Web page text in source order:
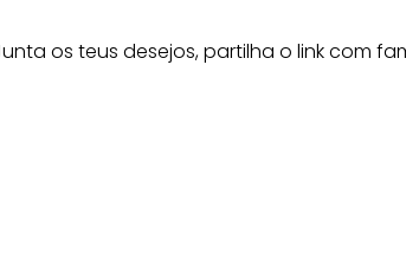
os teus desejos, partilha o link com